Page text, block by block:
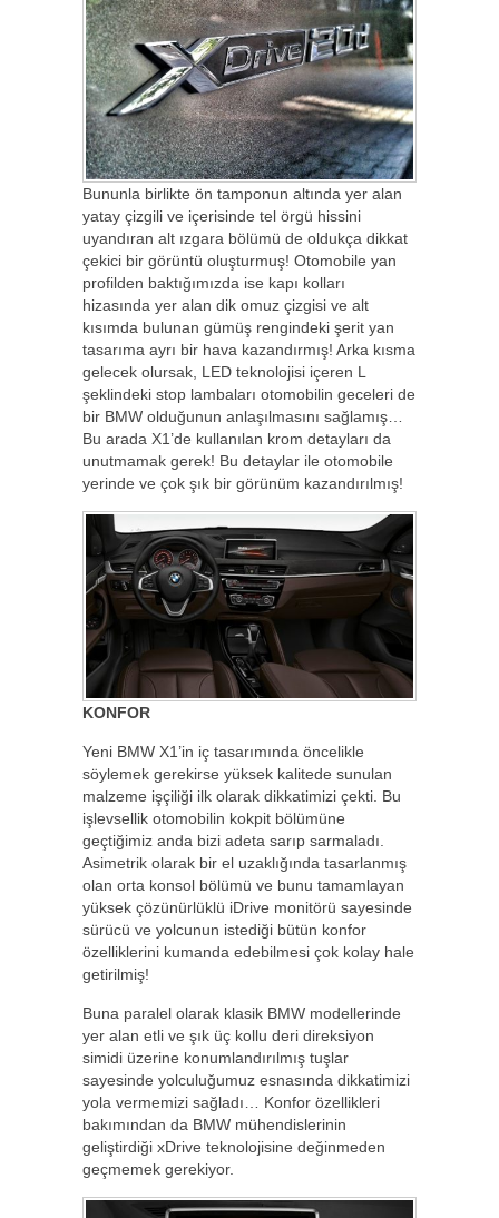
Bununla birlikte ön tamponun altında yer alan
yatay çizgili ve içerisinde tel örgü hissini
uyandıran alt ızgara bölümü de oldukça dikkat
çekici bir görüntü oluşturmuş! Otomobile yan
profilden baktığımızda ise kapı kolları
hizasında yer alan dik omuz çizgisi ve alt
kısımda bulunan gümüş rengindeki şerit yan
tasarıma ayrı bir hava kazandırmış! Arka kısma
gelecek olursak, LED teknolojisi içeren L
şeklindeki stop lambaları otomobilin geceleri de
bir BMW olduğunun anlaşılmasını sağlamış…
Bu arada X1’de kullanılan krom detayları da
unutmamak gerek! Bu detaylar ile otomobile
yerinde ve çok şık bir görünüm kazandırılmış!
KONFOR
Yeni BMW X1’in iç tasarımında öncelikle
söylemek gerekirse yüksek kalitede sunulan
malzeme işçiliği ilk olarak dikkatimizi çekti. Bu
işlevsellik otomobilin kokpit bölümüne
geçtiğimiz anda bizi adeta sarıp sarmaladı.
Asimetrik olarak bir el uzaklığında tasarlanmış
olan orta konsol bölümü ve bunu tamamlayan
yüksek çözünürlüklü iDrive monitörü sayesinde
sürücü ve yolcunun istediği bütün konfor
özelliklerini kumanda edebilmesi çok kolay hale
getirilmiş!
Buna paralel olarak klasik BMW modellerinde
yer alan etli ve şık üç kollu deri direksiyon
simidi üzerine konumlandırılmış tuşlar
sayesinde yolculuğumuz esnasında dikkatimizi
yola vermemizi sağladı… Konfor özellikleri
bakımından da BMW mühendislerinin
geliştirdiği xDrive teknolojisine değinmeden
geçmemek gerekiyor.